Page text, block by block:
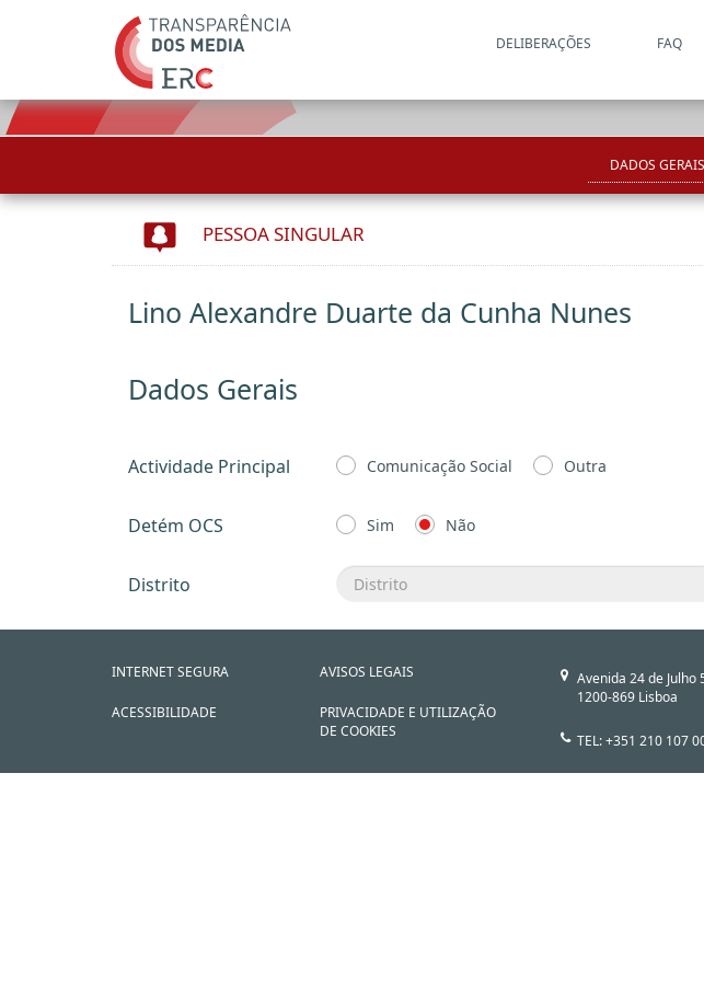
DELIBERAÇÕES FAQ
DADOS GERAIS
PESSOA SINGULAR
Lino Alexandre Duarte da Cunha Nunes
Dados Gerais
Actividade Principal Comunicação Social Outra
Detém OCS Sim Não
Distrito
INTERNET SEGURA
ACESSIBILIDADE
AVISOS LEGAIS
PRIVACIDADE E UTILIZAÇÃO
DE COOKIES
Avenida 24 de Julho
1200-869 Lisboa
TEL: +351 210 107